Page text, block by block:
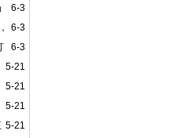
6-3
6-3
6-3
5-21
5-21
5-21
5-21